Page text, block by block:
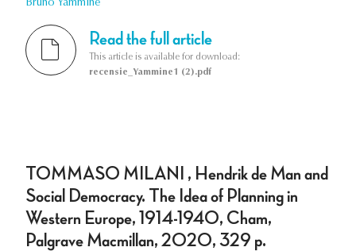
Bruno Yammine
Read the full article
This article is available for download:
recensie_Yammine1 (2).pdf
TOMMASO MILANI , Hendrik de Man and
Social Democracy. The Idea of Planning in
Western Europe, 1914-1940, Cham,
Palgrave Macmillan, 2020, 329 p.